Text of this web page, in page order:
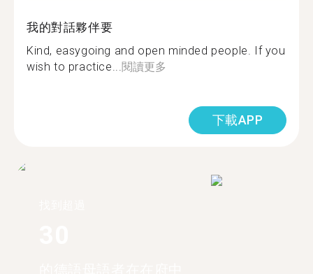
我的對話夥伴要
Kind, easygoing and open minded people. If you
wish to practice...閱讀更多
下載APP